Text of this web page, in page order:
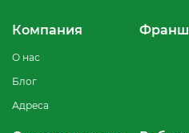
Компания
О нас
Блог
Адреса